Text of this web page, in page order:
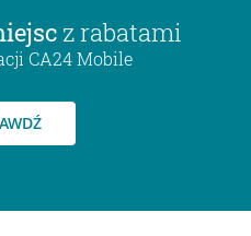
z rabatami
CA24 Mobile